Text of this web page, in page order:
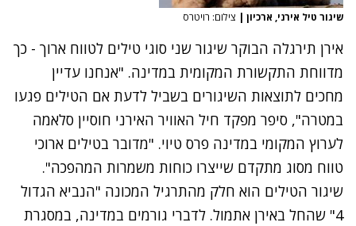
שיגור טיל אירני, ארכיון | צילום: רויטרס
אירן תירגלה הבוקר שיגור שני סוגי טילים לטווח ארוך - כך
מדווחת התקשורת המקומית במדינה. "אנחנו עדיין
מחכים לתוצאות השיגורים בשביל לדעת אם הטילים פגעו
במטרה", סיפר מפקד חיל האוויר האירני חוסיין סלאמה
לערוץ המקומי במדינה פרס טיוי. "מדובר בטילים ארוכי
טווח מסוג מתקדם שייצרו כוחות משמרות המהפכה".
שיגור הטילים הוא חלק מהתרגיל המכונה "הנביא הגדול
4" שהחל באירן אתמול
. לדברי גורמים במדינה, במסגרת